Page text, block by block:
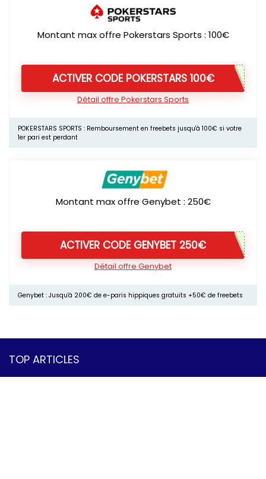
Montant max offre Pokerstars Sports : 100€
ACTIVER CODE POKERSTARS 100€
Détail offre Pokerstars Sports
POKERSTARS SPORTS : Remboursement en freebets jusqu'à 100€ si votre
1er pari est perdant
Montant max offre Genybet : 250€
ACTIVER CODE GENYBET 250€
Détail offre Genybet
Genybet : Jusqu'à 200€ de e-paris hippiques gratuits +50€ de freebets
TOP ARTICLES